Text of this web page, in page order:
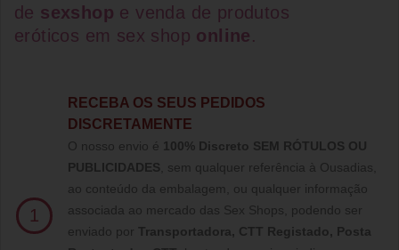
de sexshop e venda de produtos
eróticos em sex shop online.
1
RECEBA OS SEUS PEDIDOS
DISCRETAMENTE
O nosso envio é 100% Discreto SEM RÓTULOS OU
PUBLICIDADES , sem qualquer referência à Ousadias,
ao conteúdo da embalagem, ou qualquer informação
associada ao mercado das Sex Shops, podendo ser
enviado por Transportadora, CTT Registado, Posta